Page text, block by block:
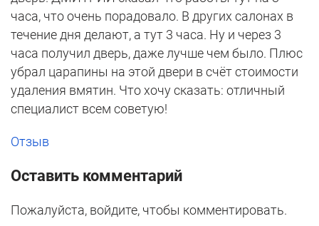
часа, что очень порадовало. В других салонах в
течение дня делают, а тут 3 часа. Ну и через 3
часа получил дверь, даже лучше чем было. Плюс
убрал царапины на этой двери в счёт стоимости
удаления вмятин. Что хочу сказать: отличный
специалист всем советую!
Отзыв
Оставить комментарий
Пожалуйста, войдите, чтобы комментировать.